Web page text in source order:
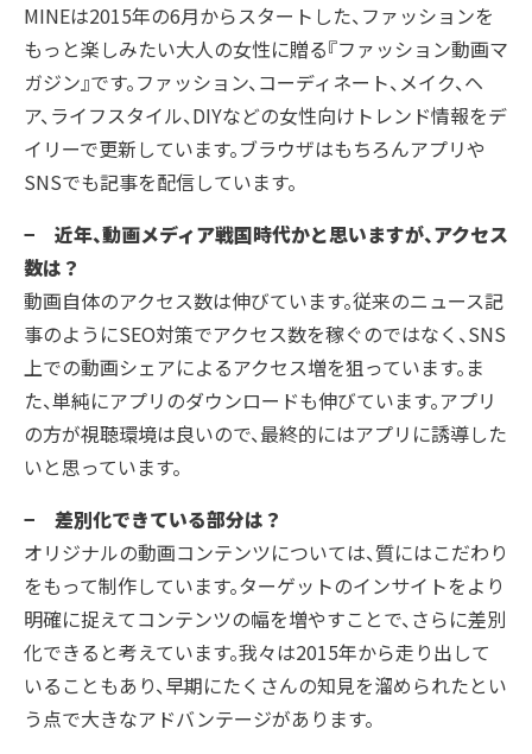
MINEは2015年の6月からスタートした、ファッションを
もっと楽しみたい大人の女性に贈る『ファッション動画マ
ガジン』です。ファッション、コーディネート、メイク、ヘ
ア、ライフスタイル、DIYなどの女性向けトレンド情報をデ
イリーで更新しています。ブラウザはもちろんアプリや
SNSでも記事を配信しています。
− 近年、動画メディア戦国時代かと思いますが、アクセス
数は？
動画自体のアクセス数は伸びています。従来のニュース記
事のようにSEO対策でアクセス数を稼ぐのではなく、SNS
上での動画シェアによるアクセス増を狙っています。ま
た、単純にアプリのダウンロードも伸びています。アプリ
の方が視聴環境は良いので、最終的にはアプリに誘導した
いと思っています。
− 差別化できている部分は？
オリジナルの動画コンテンツについては、質にはこだわり
をもって制作しています。ターゲットのインサイトをより
明確に捉えてコンテンツの幅を増やすことで、さらに差別
化できると考えています。我々は2015年から走り出して
いることもあり、早期にたくさんの知見を溜められたとい
う点で大きなアドバンテージがあります。